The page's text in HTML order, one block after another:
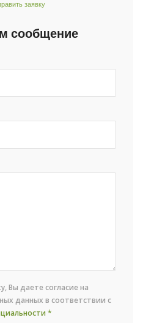
заявку
сообщение
Вы даете согласие на
данных в соответствии с
*